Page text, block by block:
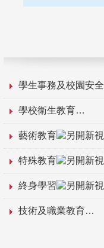
學生事務及校園安全
學校衛生教育
藝術教育
特殊教育
終身學習
技術及職業教育